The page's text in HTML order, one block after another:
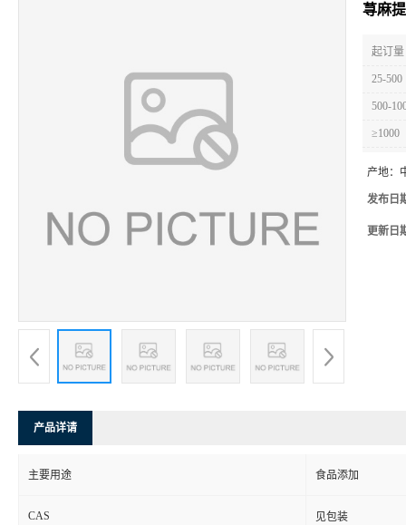
荨麻
起订
25-500
500-
≥1000
产地：
发布日
更新日
产品详请
主要用途 食品添加
CAS 见包装